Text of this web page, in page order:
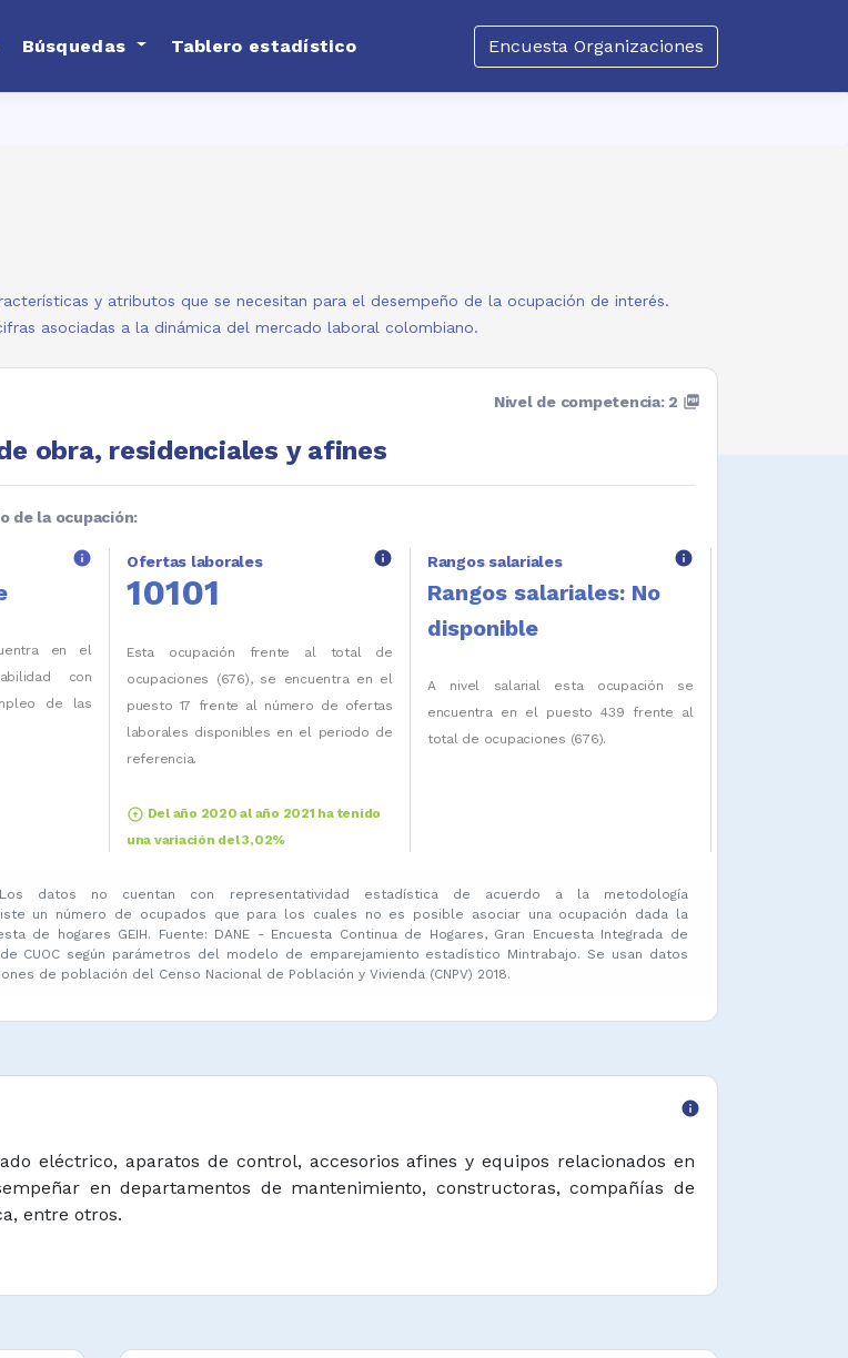
Búsquedas Tablero estadístico Encuesta Organizaciones
y atributos que se necesitan para el desempeño de la ocupación de interés.
asociadas a la dinámica del mercado laboral colombiano.
obra, residenciales y afines
Nivel de competencia: 2 picture_as_pdf
de la ocupación:
info
en el
con
de las
Ofertas laborales info
10101
Esta ocupación frente al total de
ocupaciones (676), se encuentra en el
puesto 17 frente al número de ofertas
laborales disponibles en el periodo de
referencia.
arrow_circle_up Del año 2020 al año 2021 ha tenido
una variación del 3,02%
Rangos salariales info
Rangos salariales: No
disponible
A nivel salarial esta ocupación se
encuentra en el puesto 439 frente al
total de ocupaciones (676).
datos no cuentan con representatividad estadística de acuerdo a la metodología
un número de ocupados que para los cuales no es posible asociar una ocupación dada la
de hogares GEIH. Fuente: DANE - Encuesta Continua de Hogares, Gran Encuesta Integrada de
CUOC según parámetros del modelo de emparejamiento estadístico Mintrabajo. Se usan datos
de población del Censo Nacional de Población y Vivienda (CNPV) 2018.
info
eléctrico, aparatos de control, accesorios afines y equipos relacionados en
en departamentos de mantenimiento, constructoras, compañías de
entre otros.